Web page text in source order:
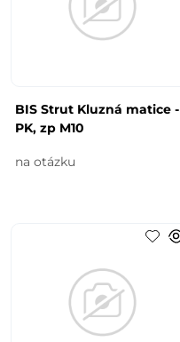
BIS Strut Kluzná matice -
PK, zp M10
na otázku